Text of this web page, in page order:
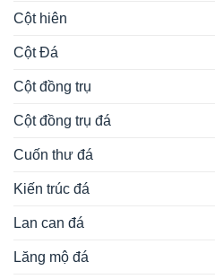
Cột hiên
Cột Đá
Cột đồng trụ
Cột đồng trụ đá
Cuốn thư đá
Kiến trúc đá
Lan can đá
Lăng mộ đá